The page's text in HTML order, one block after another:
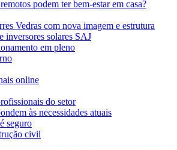
podem ter bem-estar em casa?
Vedras com nova imagem e estrutura
inversores solares SAJ
em pleno
online
do setor
às necessidades atuais
seguro
civil